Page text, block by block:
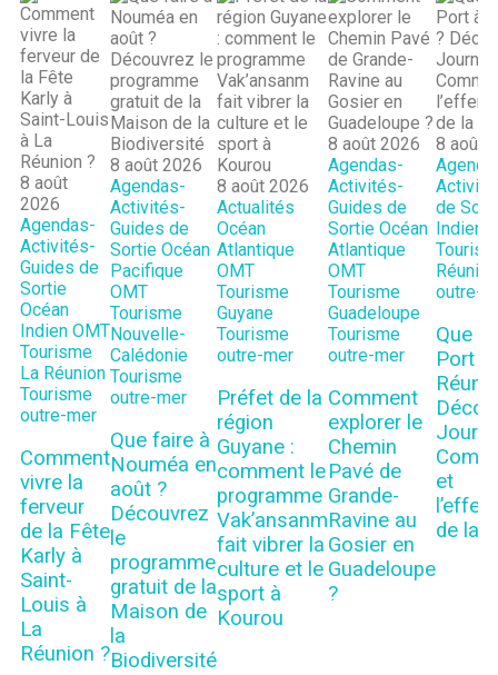
8 août
2026
Agendas-
Activités-
Guides de
Sortie
Océan
Indien OMT
Tourisme
La Réunion
Tourisme
outre-mer
Comment
vivre la
ferveur
de la Fête
Karly à
Saint-
Louis à
La
Réunion ?
8 août 2026
Agendas-
Activités-
Guides de
Sortie Océan
Pacifique
OMT
Tourisme
Nouvelle-
Calédonie
Tourisme
outre-mer
Que faire à
Nouméa en
août ?
Découvrez
le
programme
gratuit de la
Maison de
la
Biodiversité
8 août 2026
Actualités
Océan
Atlantique
OMT
Tourisme
Guyane
Tourisme
outre-mer
Préfet de la
région
Guyane :
comment le
programme
Vak’ansanm
fait vibrer la
culture et le
sport à
Kourou
8 août 2026
Agendas-
Activités-
Guides de
Sortie Océan
Atlantique
OMT
Tourisme
Guadeloupe
Tourisme
outre-mer
Comment
explorer le
Chemin
Pavé de
Grande-
Ravine au
Gosier en
Guadeloupe
?
8 août
de
Indien
Réunion
outre-
Que
Port à
et
de la